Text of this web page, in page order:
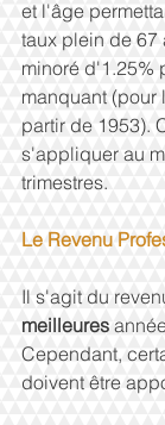
et l'âge
taux plein de 67
minoré d'1.25%
manquant (pour
partir de 1953).
s'appliquer au
trimestres.
Le Revenu
Il s'agit du
meilleures
Cependant,
doivent être